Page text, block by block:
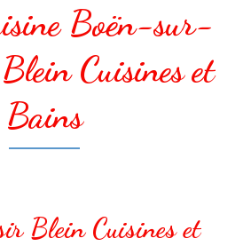
Boën-sur-
Cuisines et
Bains
Blein Cuisines et